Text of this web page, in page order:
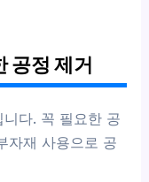
공정 제거
다. 꼭 필요한 공
자재 사용으로 공